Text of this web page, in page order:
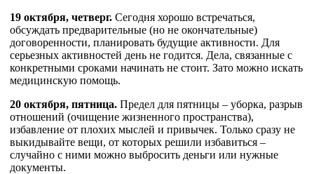
19 октября, четверг. Сегодня хорошо встречаться,
обсуждать предварительные (но не окончательные)
договоренности, планировать будущие активности. Для
серьезных активностей день не годится. Дела, связанные с
конкретными сроками начинать не стоит. Зато можно искать
медицинскую помощь.
20 октября, пятница. Предел для пятницы – уборка, разрыв
отношений (очищение жизненного пространства),
избавление от плохих мыслей и привычек. Только сразу не
выкидывайте вещи, от которых решили избавиться –
случайно с ними можно выбросить деньги или нужные
документы.